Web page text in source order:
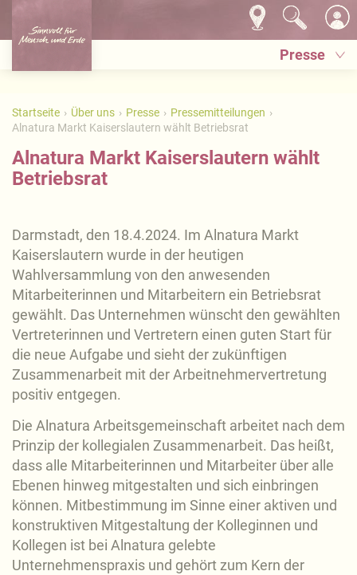
Presse
Startseite Über uns Presse
Pressemitteilungen
Alnatura Markt Kaiserslautern wählt Betriebsrat
Alnatura Markt Kaiserslautern wählt
Betriebsrat
Darmstadt, den 18.4.2024. Im Alnatura Markt
Kaiserslautern wurde in der heutigen
Wahlversammlung von den anwesenden
Mitarbeiterinnen und Mitarbeitern ein Betriebsrat
gewählt. Das Unternehmen wünscht den gewählten
Vertreterinnen und Vertretern einen guten Start für
die neue Aufgabe und sieht der zukünftigen
Zusammenarbeit mit der Arbeitnehmervertretung
positiv entgegen.
Die Alnatura Arbeitsgemeinschaft arbeitet nach dem
Prinzip der kollegialen Zusammenarbeit. Das heißt,
dass alle Mitarbeiterinnen und Mitarbeiter über alle
Ebenen hinweg mitgestalten und sich einbringen
können. Mitbestimmung im Sinne einer aktiven und
konstruktiven Mitgestaltung der Kolleginnen und
Kollegen ist bei Alnatura gelebte
Unternehmenspraxis und gehört zum Kern der